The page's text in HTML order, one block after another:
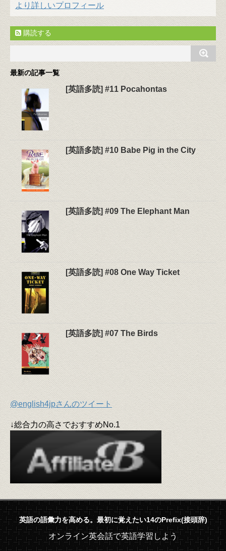
より詳しいプロフィール
購読する
最新の記事一覧
[英語多読] #11 Pocahontas
[英語多読] #10 Babe Pig in the City
[英語多読] #09 The Elephant Man
[英語多読] #08 One Way Ticket
[英語多読] #07 The Birds
@english4jpさんのツイート
↓総合力の高さでおすすめNo.1
英語の語彙力を高める。最初に覚えたい14のPrefix(接頭辞)
オンライン英会話で英語学習しよう